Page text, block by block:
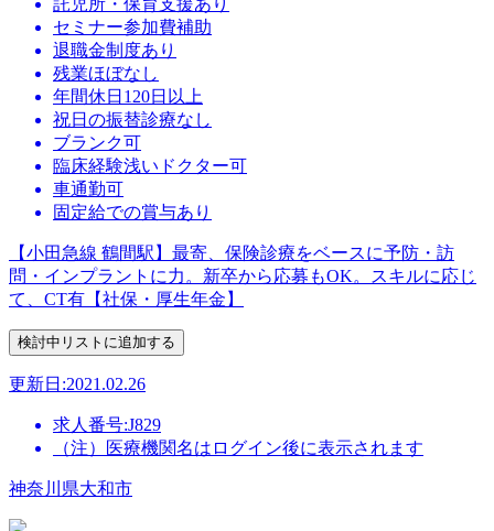
託児所・保育支援あり
セミナー参加費補助
退職金制度あり
残業ほぼなし
年間休日120日以上
祝日の振替診療なし
ブランク可
臨床経験浅いドクター可
車通勤可
固定給での賞与あり
【小田急線 鶴間駅】最寄、保険診療をベースに予防・訪
問・インプラントに力。新卒から応募もOK。スキルに応じ
て、CT有【社保・厚生年金】
更新日:2021.02.26
求人番号:J829
（注）医療機関名はログイン後に表示されます
神奈川県大和市